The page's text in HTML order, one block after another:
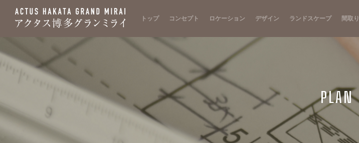
トップ コンセプト ロケーション デザイン ランドスケープ 間取り
PLAN